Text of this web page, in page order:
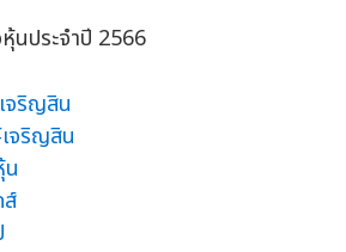
จริญสิน
จริญสิน